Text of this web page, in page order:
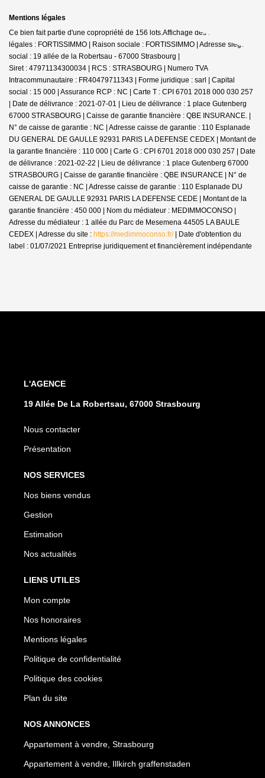
Mentions légales
Ce bien fait partie d'une copropriété de 156 lots.Affichage des informations
légales : FORTISSIMMO | Raison sociale : FORTISSIMMO | Adresse siège
social : 19 allée de la Robertsau - 67000 Strasbourg |
Siret : 47971134300034 | RCS : STRASBOURG | Numero TVA
Intracommunautaire : FR40479711343 | Forme juridique : sarl | Capital
social : 15 000 | Assurance RCP : NC | Carte T : CPI 6701 2018 000 030 257
| Date de délivrance : 2021-07-01 | Lieu de délivrance : 1 place Gutenberg
67000 STRASBOURG | Caisse de garantie financière : QBE INSURANCE. |
N° de caisse de garantie : NC | Adresse caisse de garantie : 110 Esplanade
DU GENERAL DE GAULLE 92931 PARIS LA DEFENSE CEDEX | Montant de
la garantie financière : 110 000 | Carte G : CPI 6701 2018 000 030 257 | Date
de délivrance : 2021-02-22 | Lieu de délivrance : 1 place Gutenberg 67000
STRASBOURG | Caisse de garantie financière : QBE INSURANCE | N° de
caisse de garantie : NC | Adresse caisse de garantie : 110 Esplanade DU
GENERAL DE GAULLE 92931 PARIS LA DEFENSE CEDE | Montant de la
garantie financière : 450 000 | Nom du médiateur : MEDIMMOCONSO |
Adresse du médiateur : 1 allée du Parc de Mesemena 44505 LA BAULE
CEDEX | Adresse du site : https://medimmoconso.fr/| Date d'obtention du
label : 01/07/2021 Entreprise juridiquement et financièrement indépendante
L'AGENCE
19 Allée De La Robertsau, 67000 Strasbourg
Nous contacter
Présentation
NOS SERVICES
Nos biens vendus
Gestion
Estimation
Nos actualités
LIENS UTILES
Mon compte
Nos honoraires
Mentions légales
Politique de confidentialité
Politique des cookies
Plan du site
NOS ANNONCES
Appartement à vendre, Strasbourg
Appartement à vendre, Illkirch graffenstaden